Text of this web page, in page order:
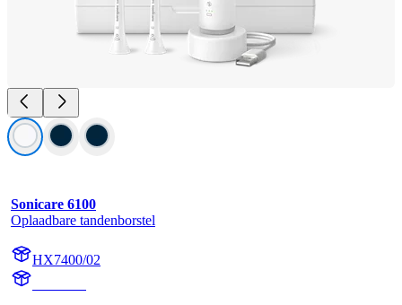
Sonicare 6100
Oplaadbare tandenborstel
HX7400/02